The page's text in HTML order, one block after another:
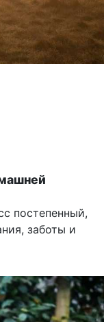
постепенный,
заботы и